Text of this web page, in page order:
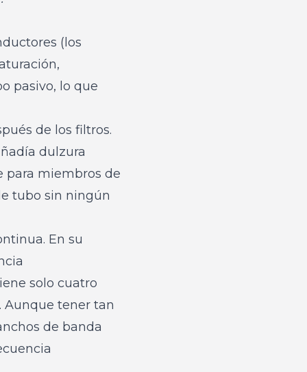
(los
pasivo, lo que
de los filtros.
dulzura
para miembros de
tubo sin ningún
En su
solo cuatro
Aunque tener tan
de banda